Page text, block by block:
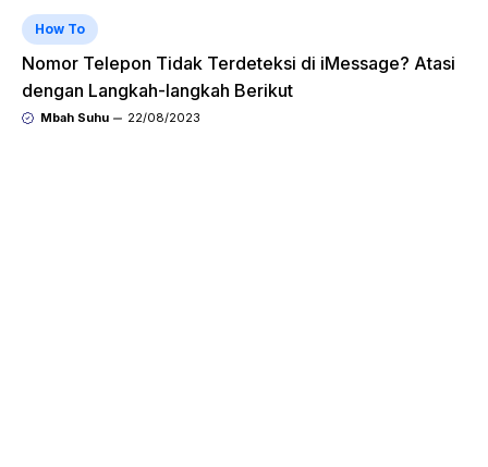
How To
Nomor Telepon Tidak Terdeteksi di iMessage? Atasi
dengan Langkah-langkah Berikut
Mbah Suhu 22/08/2023